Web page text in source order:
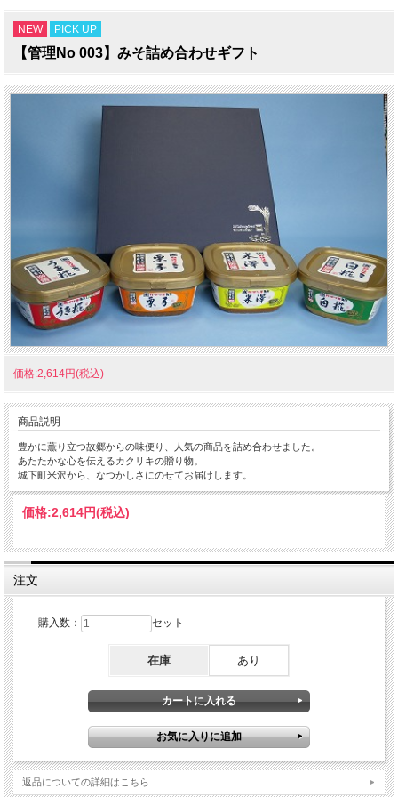
NEW PICK UP
【管理No 003】みそ詰め合わせギフト
価格:2,614円(税込)
商品説明
豊かに薫り立つ故郷からの味便り、人気の商品を詰め合わせました。
あたたかな心を伝えるカクリキの贈り物。
城下町米沢から、なつかしさにのせてお届けします。
価格:2,614円(税込)
注文
購入数： セット
在庫 あり
返品についての詳細はこちら